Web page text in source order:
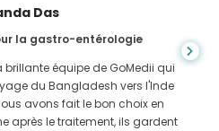
Das
la gastro-entérologie
brillante équipe de GoMedii qui
du Bangladesh vers l'Inde
avons fait le bon choix en
après le traitement, ils gardent